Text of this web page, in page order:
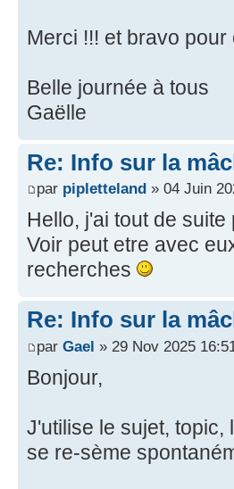
Merci !!! et bravo pour
Belle journée à tous
Gaëlle
Re: Info sur la
par pipletteland » 04 Juin
Hello, j'ai tout de
Voir peut etre avec
recherches
Re: Info sur la
par Gael » 29 Nov 2025
Bonjour,
J'utilise le sujet, topic,
se re-sème